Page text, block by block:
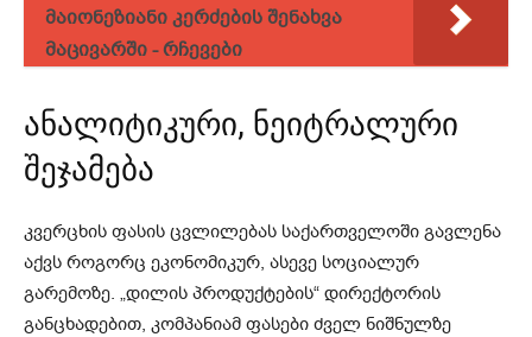
მაიონეზიანი კერძების შენახვა
მაცივარში - რჩევები
ანალიტიკური, ნეიტრალური
შეჯამება
კვერცხის ფასის ცვლილებას საქართველოში გავლენა
აქვს როგორც ეკონომიკურ, ასევე სოციალურ
გარემოზე. „დილის პროდუქტების“ დირექტორის
განცხადებით, კომპანიამ ფასები ძველ ნიშნულზე